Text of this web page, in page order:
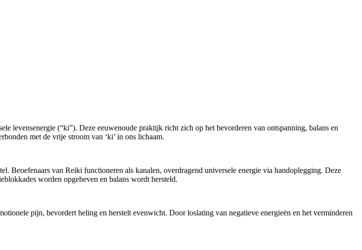
levensenergie (“ki”). Deze eeuwenoude praktijk richt zich op het bevorderen van ontspanning, balans en
met de vrije stroom van ‘ki’ in ons lichaam.
Beoefenaars van Reiki functioneren als kanalen, overdragend universele energie via handoplegging. Deze
worden opgeheven en balans wordt hersteld.
pijn, bevordert heling en herstelt evenwicht. Door loslating van negatieve energieën en het verminderen